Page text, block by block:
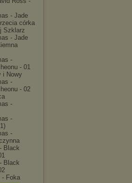
- Jade
córka
Szklarz
- Jade
-
- 01
i Nowy
-
- 02
-
-
-
Black
Black
- Foka